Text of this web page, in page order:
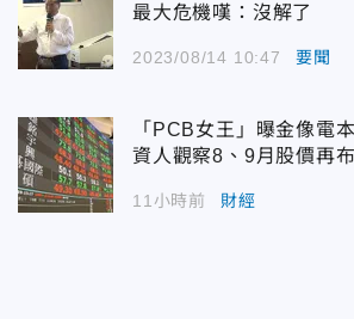
最大危機嘆：沒解了
2023/08/14 10:47 要聞
「PCB女王」曝金像電
資人觀察8、9月股價再
11小時前 財經